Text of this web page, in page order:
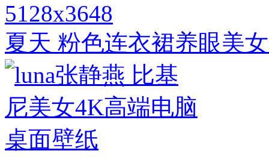
5128x3648
夏天 粉色连衣裙养眼美